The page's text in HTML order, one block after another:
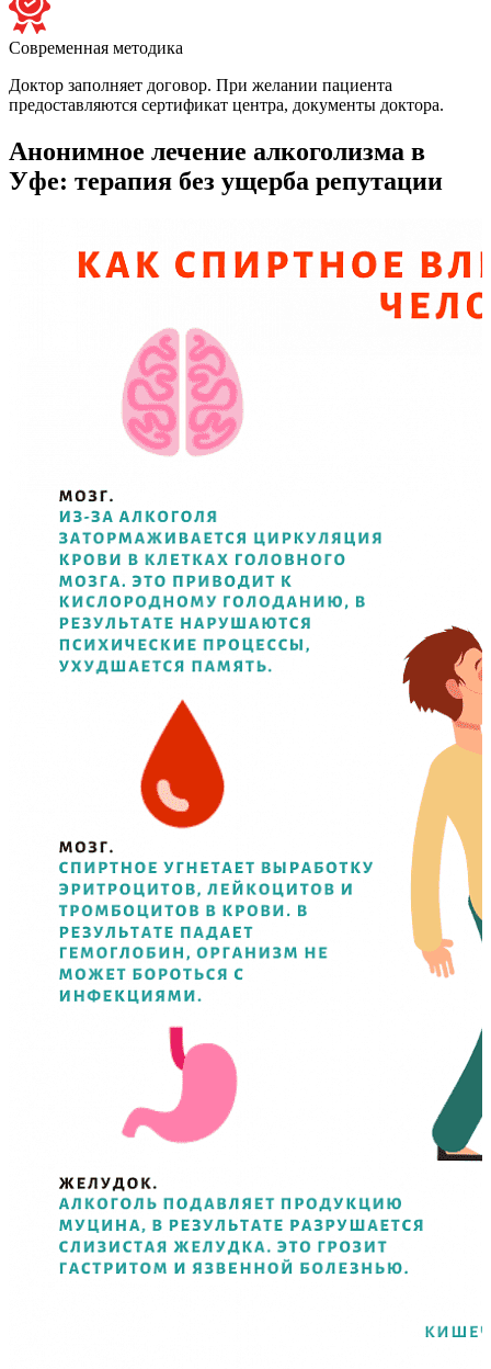
Современная методика
Доктор заполняет договор. При желании пациента
предоставляются сертификат центра, документы доктора.
Анонимное лечение алкоголизма в
Уфе: терапия без ущерба репутации